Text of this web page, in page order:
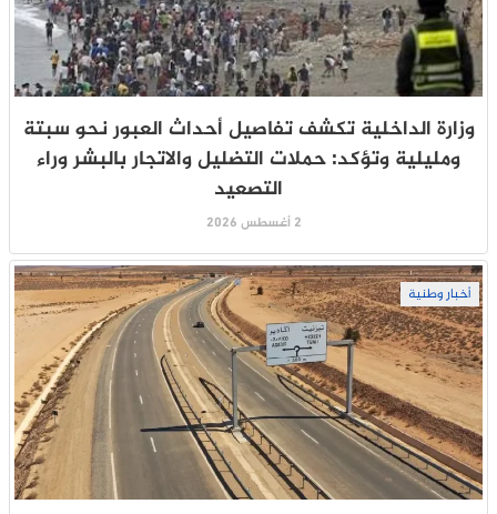
وزارة الداخلية تكشف تفاصيل أحداث العبور نحو سبتة
ومليلية وتؤكد: حملات التضليل والاتجار بالبشر وراء
التصعيد
2 أغسطس 2026
أخبار وطنية